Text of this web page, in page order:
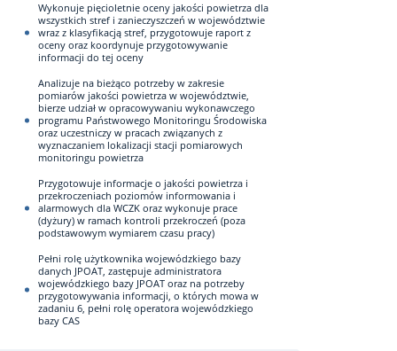
Wykonuje pięcioletnie oceny jakości powietrza dla
wszystkich stref i zanieczyszczeń w województwie
wraz z klasyfikacją stref, przygotowuje raport z
oceny oraz koordynuje przygotowywanie
informacji do tej oceny
Analizuje na bieżąco potrzeby w zakresie
pomiarów jakości powietrza w województwie,
bierze udział w opracowywaniu wykonawczego
programu Państwowego Monitoringu Środowiska
oraz uczestniczy w pracach związanych z
wyznaczaniem lokalizacji stacji pomiarowych
monitoringu powietrza
Przygotowuje informacje o jakości powietrza i
przekroczeniach poziomów informowania i
alarmowych dla WCZK oraz wykonuje prace
(dyżury) w ramach kontroli przekroczeń (poza
podstawowym wymiarem czasu pracy)
Pełni rolę użytkownika wojewódzkiego bazy
danych JPOAT, zastępuje administratora
wojewódzkiego bazy JPOAT oraz na potrzeby
przygotowywania informacji, o których mowa w
zadaniu 6, pełni rolę operatora wojewódzkiego
bazy CAS